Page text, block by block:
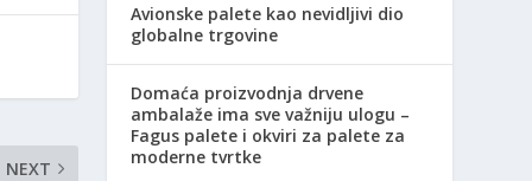
NEXT
Avionske palete kao nevidljivi dio
globalne trgovine
Domaća proizvodnja drvene
ambalaže ima sve važniju ulogu –
Fagus palete i okviri za palete za
moderne tvrtke